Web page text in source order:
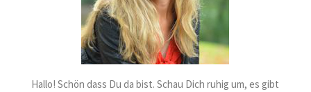
Hallo! Schön dass Du da bist. Schau Dich ruhig um, es gibt